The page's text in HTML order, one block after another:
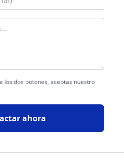
los dos botones, aceptas nuestro
ahora